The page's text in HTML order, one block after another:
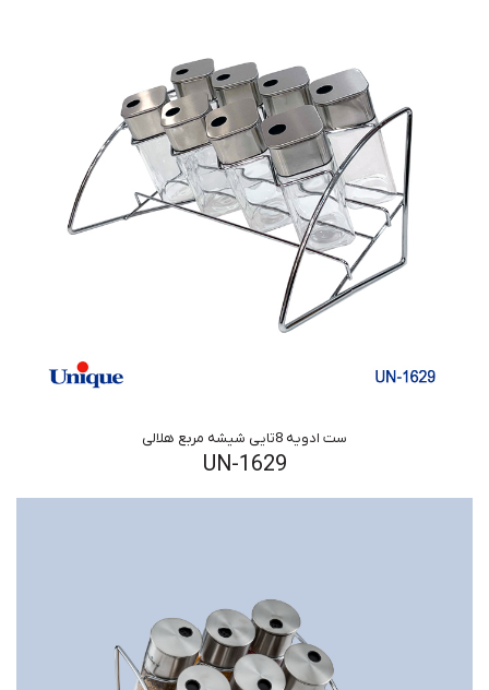
ست ادویه 8تایی شیشه مربع هلالی
UN-1629